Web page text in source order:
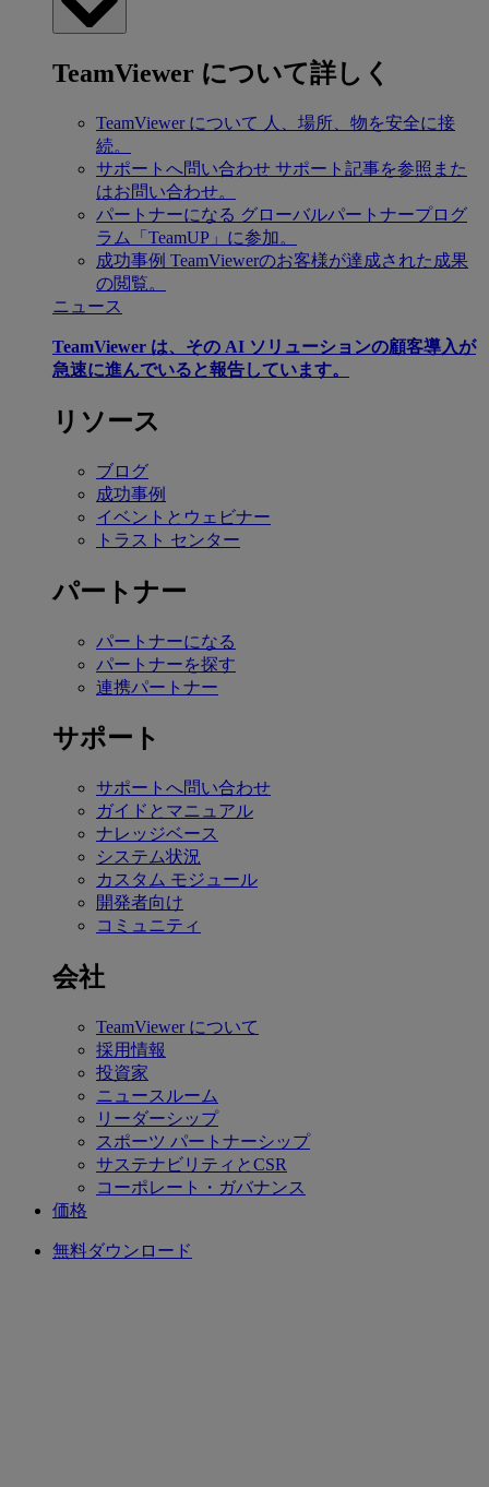
TeamViewer について詳しく
TeamViewer について 人、場所、物を安全に接
続。
サポートへ問い合わせ サポート記事を参照また
はお問い合わせ。
パートナーになる グローバルパートナープログ
ラム「TeamUP」に参加。
成功事例 TeamViewerのお客様が達成された成果
の閲覧。
ニュース
TeamViewer は、その AI ソリューションの顧客導入が
急速に進んでいると報告しています。
リソース
ブログ
成功事例
イベントとウェビナー
トラスト センター
パートナー
パートナーになる
パートナーを探す
連携パートナー
サポート
サポートへ問い合わせ
ガイドとマニュアル
ナレッジベース
システム状況
カスタム モジュール
開発者向け
コミュニティ
会社
TeamViewer について
採用情報
投資家
ニュースルーム
リーダーシップ
スポーツ パートナーシップ
サステナビリティとCSR
コーポレート・ガバナンス
価格
無料ダウンロード